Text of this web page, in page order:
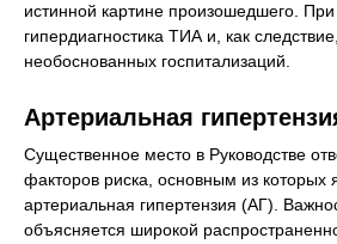
истинной картине произошедшего.
гипердиагностика ТИА и, как
необоснованных госпитализаций.
Артериальная
Существенное место в Руководстве
факторов риска, основным из которых
артериальная гипертензия (АГ).
объясняется широкой